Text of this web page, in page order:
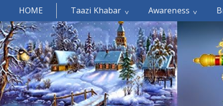
HOME Taazi Khabar Awareness